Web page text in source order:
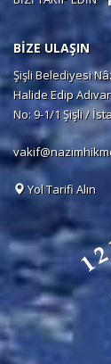
BİZE ULAŞIN
Şişli Belediyesi
Halide Edip
No: 9-1/1 Şişli /
Yol Tarifi Alın